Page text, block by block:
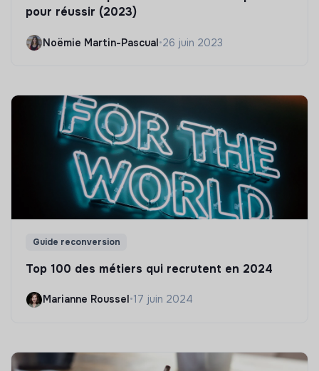
pour réussir (2023)
Noëmie Martin-Pascual•26 juin 2023
Guide reconversion
Top 100 des métiers qui recrutent en 2024
Marianne Roussel •17 juin 2024